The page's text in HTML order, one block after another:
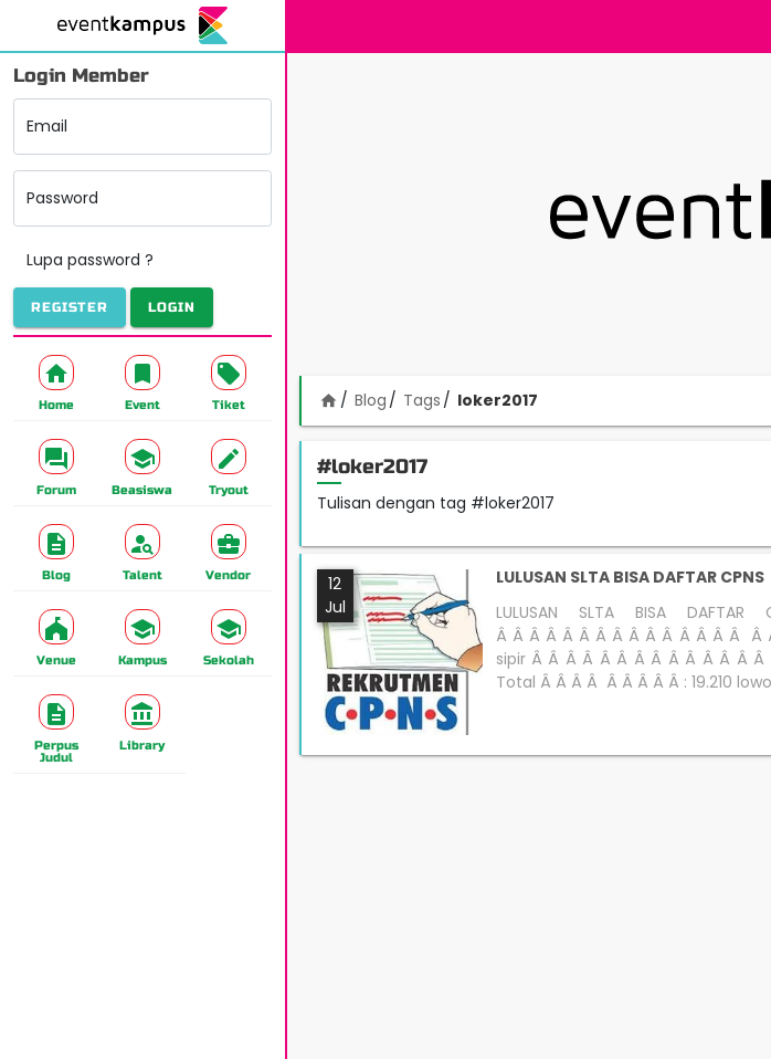
Login Member
Email
Password
Lupa password ?
REGISTER LOGIN
Home Event Tiket
Forum Beasiswa Tryout
Blog Talent Vendor
Venue Kampus Sekolah
Perpus
Judul
Library
home Blog Tags loker2017
#loker2017
Tulisan dengan tag #loker2017
12
Jul
LULUSAN SLTA BISA DAFTAR CPNS
LULUSAN SLTA BISA
Â Â Â Â Â Â Â Â Â Â Â Â Â Â Â
sipir Â Â Â Â Â Â Â Â Â Â Â Â Â
Total Â Â Â Â Â Â Â Â Â : 19.210